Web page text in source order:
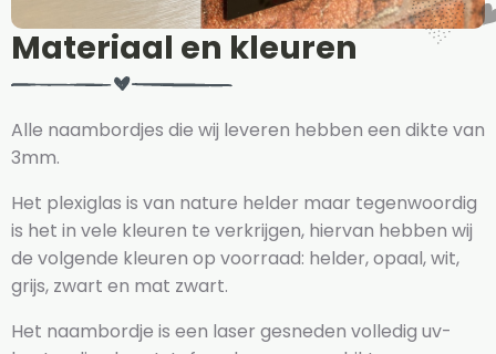
Materiaal en kleuren
Alle naambordjes die wij leveren hebben een dikte van
3mm.
Het plexiglas is van nature helder maar tegenwoordig
is het in vele kleuren te verkrijgen, hiervan hebben wij
de volgende kleuren op voorraad: helder, opaal, wit,
grijs, zwart en mat zwart.
Het naambordje is een laser gesneden volledig uv-